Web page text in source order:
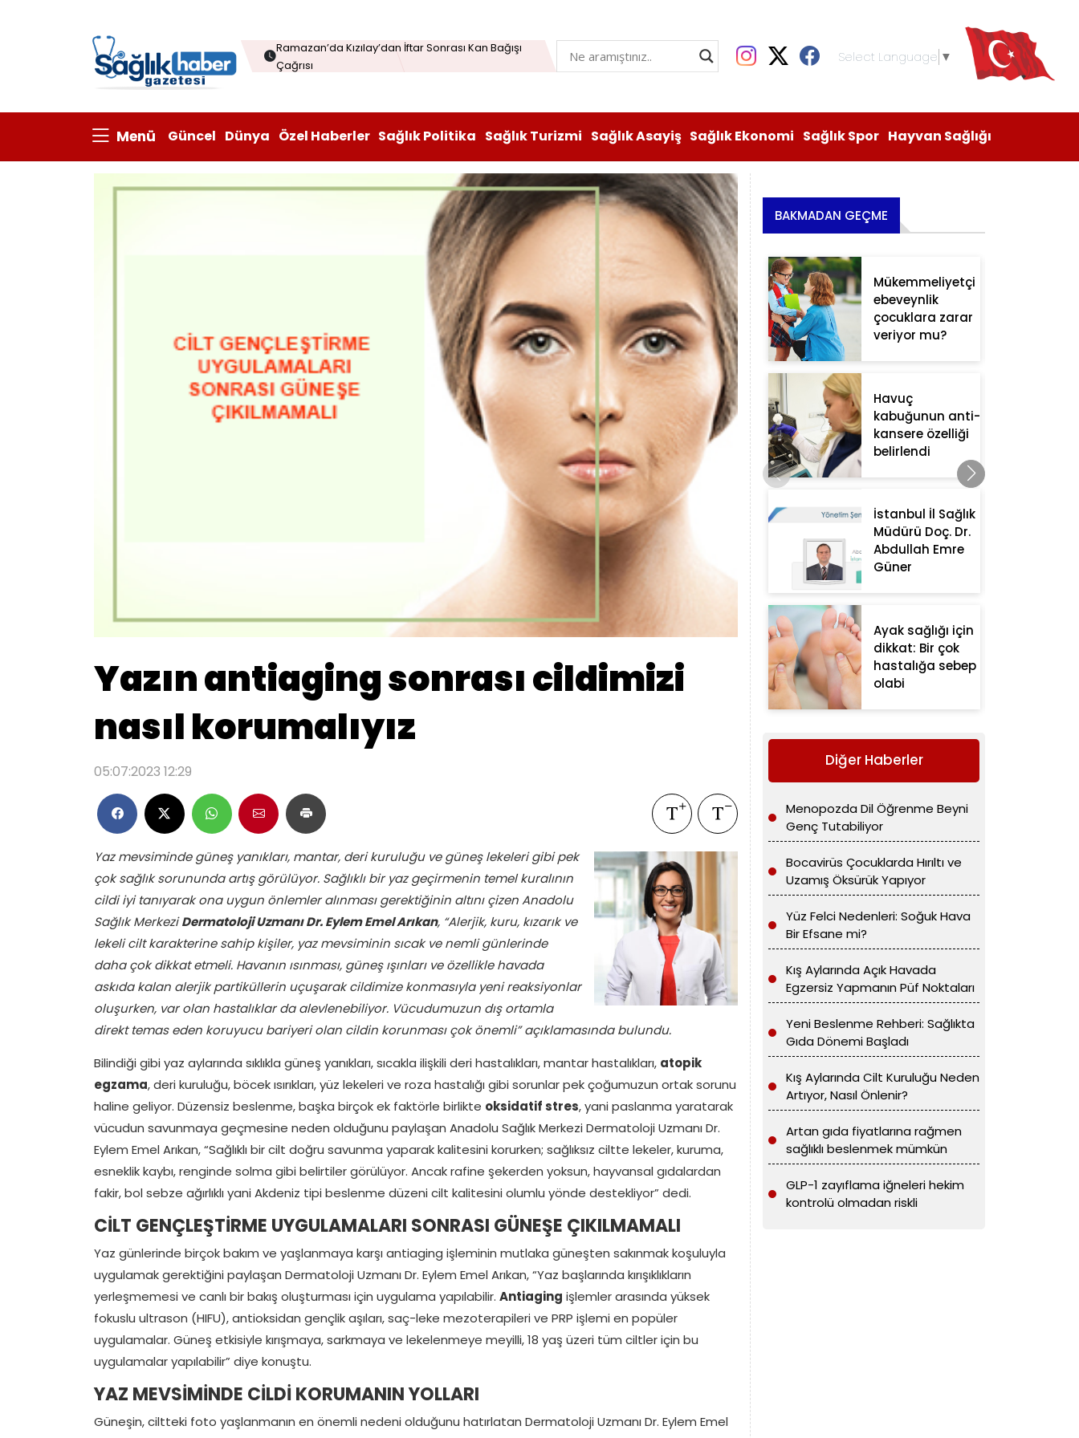
Ramazan’da Kızılay’dan İftar Sonrası Kan Bağışı
Çağrısı
Select Language ▼
Menü Güncel Dünya Özel Haberler Sağlık Politika Sağlık Turizmi Sağlık Asayiş Sağlık Ekonomi Sağlık Spor Hayvan Sağlığı
Yazın antiaging sonrası cildimizi
nasıl korumalıyız
05:07:2023 12:29
Yaz mevsiminde güneş yanıkları, mantar, deri kuruluğu ve güneş lekeleri gibi pek
çok sağlık sorununda artış görülüyor. Sağlıklı bir yaz geçirmenin temel kuralının
cildi iyi tanıyarak ona uygun önlemler alınması gerektiğinin altını çizen Anadolu
Sağlık MerkeziDermatoloji Uzmanı Dr. Eylem Emel Arıkan, “Alerjik, kuru, kızarık ve
lekeli cilt karakterine sahip kişiler, yaz mevsiminin sıcak ve nemli günlerinde
daha çok dikkat etmeli. Havanın ısınması, güneş ışınları ve özellikle havada
askıda kalan alerjik partiküllerin uçuşarak cildimize konmasıyla yeni reaksiyonlar
oluşurken, var olan hastalıklar da alevlenebiliyor. Vücudumuzun dış ortamla
direkt temas eden koruyucu bariyeri olan cildin korunması çok önemli” açıklamasında bulundu.
Bilindiği gibi yaz aylarında sıklıkla güneş yanıkları, sıcakla ilişkili deri hastalıkları, mantar hastalıkları, atopik
egzama, deri kuruluğu, böcek ısırıkları, yüz lekeleri ve roza hastalığı gibi sorunlar pek çoğumuzun ortak sorunu
haline geliyor. Düzensiz beslenme, başka birçok ek faktörle birlikte oksidatif stres, yani paslanma yaratarak
vücudun savunmaya geçmesine neden olduğunu paylaşan Anadolu Sağlık Merkezi Dermatoloji Uzmanı Dr.
Eylem Emel Arıkan, “Sağlıklı bir cilt doğru savunma yaparak kalitesini korurken; sağlıksız ciltte lekeler, kuruma,
esneklik kaybı, renginde solma gibi belirtiler görülüyor. Ancak rafine şekerden yoksun, hayvansal gıdalardan
fakir, bol sebze ağırlıklı yani Akdeniz tipi beslenme düzeni cilt kalitesini olumlu yönde destekliyor” dedi.
CİLT GENÇLEŞTİRME UYGULAMALARI SONRASI GÜNEŞE ÇIKILMAMALI
Yaz günlerinde birçok bakım ve yaşlanmaya karşı antiaging işleminin mutlaka güneşten sakınmak koşuluyla
uygulamak gerektiğini paylaşan Dermatoloji Uzmanı Dr. Eylem Emel Arıkan, “Yaz başlarında kırışıklıkların
yerleşmemesi ve canlı bir bakış oluşturması için uygulama yapılabilir. Antiaging işlemler arasında yüksek
fokuslu ultrason (HIFU), antioksidan gençlik aşıları, saç-leke mezoterapileri ve PRP işlemi en popüler
uygulamalar. Güneş etkisiyle kırışmaya, sarkmaya ve lekelenmeye meyilli, 18 yaş üzeri tüm ciltler için bu
uygulamalar yapılabilir” diye konuştu.
YAZ MEVSİMİNDE CİLDİ KORUMANIN YOLLARI
Güneşin, ciltteki foto yaşlanmanın en önemli nedeni olduğunu hatırlatan Dermatoloji Uzmanı Dr. Eylem Emel
BAKMADAN GEÇME
Mükemmeliyetçi
ebeveynlik
çocuklara zarar
veriyor mu?
Havuç
kabuğunun anti-
kansere özelliği
belirlendi
İstanbul İl Sağlık
Müdürü Doç. Dr.
Abdullah Emre
Güner
Ayak sağlığı için
dikkat: Bir çok
hastalığa sebep
olabi
Diğer Haberler
Menopozda Dil Öğrenme Beyni
Genç Tutabiliyor
Bocavirüs Çocuklarda Hırıltı ve
Uzamış Öksürük Yapıyor
Yüz Felci Nedenleri: Soğuk Hava
Bir Efsane mi?
Kış Aylarında Açık Havada
Egzersiz Yapmanın Püf Noktaları
Yeni Beslenme Rehberi: Sağlıkta
Gıda Dönemi Başladı
Kış Aylarında Cilt Kuruluğu Neden
Artıyor, Nasıl Önlenir?
Artan gıda fiyatlarına rağmen
sağlıklı beslenmek mümkün
GLP-1 zayıflama iğneleri hekim
kontrolü olmadan riskli